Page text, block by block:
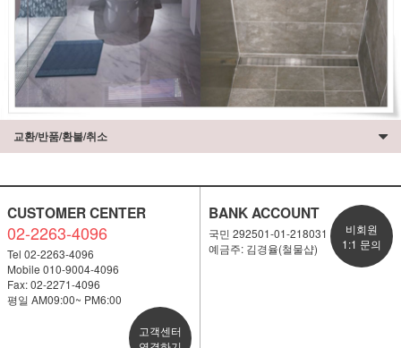
교환/반품/환불/취소
CUSTOMER CENTER
02-2263-4096
Tel 02-2263-4096
Mobile 010-9004-4096
Fax: 02-2271-4096
평일 AM09:00~ PM6:00
고객센터
BANK ACCOUNT
국민 292501-01-218031
예금주: 김경율(철물샵)
비회원
1:1 문의